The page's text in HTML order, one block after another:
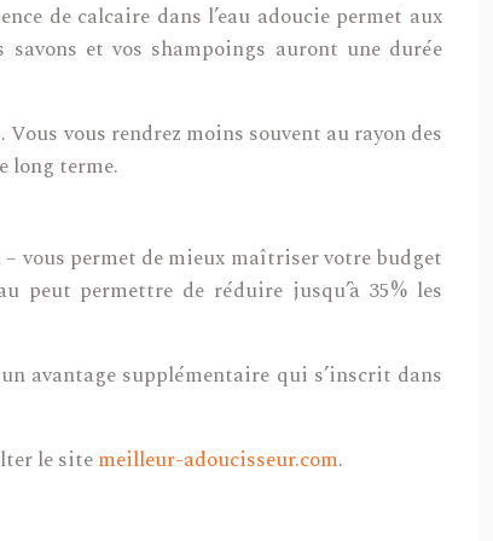
de calcaire dans l’eau adoucie permet aux
et vos shampoings auront une durée
vous rendrez moins souvent au rayon des
long terme.
vous permet de mieux maîtriser votre budget
peut permettre de réduire jusqu’à 35% les
avantage supplémentaire qui s’inscrit dans
le sitemeilleur-adoucisseur.com.